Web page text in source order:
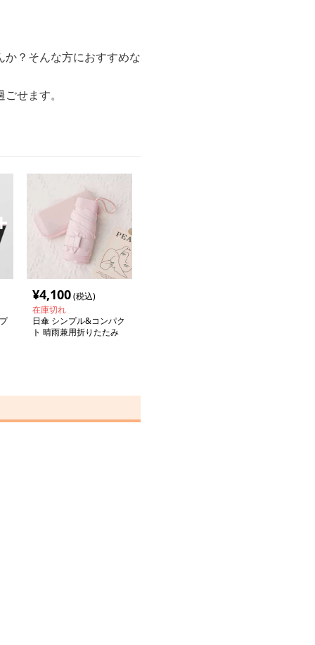
？そんな方におすすめな
せます。
¥4,100(税込)
在庫切れ
日傘 シンプル&コンパク
ト 晴雨兼用折りたたみ